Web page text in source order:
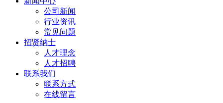
公司新闻
行业资讯
常见问题
招贤纳士
人才理念
人才招聘
联系我们
联系方式
在线留言